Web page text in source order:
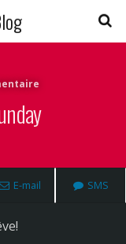
E-mail SMS